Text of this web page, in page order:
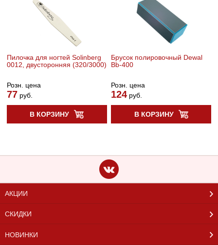
Пилочка для ногтей Solinberg
0012, двусторонняя (320/3000)
Розн. цена
77 руб.
В КОРЗИНУ
Брусок полировочный Dewal
Bb-400
Розн. цена
124 руб.
В КОРЗИНУ
АКЦИИ
СКИДКИ
НОВИНКИ